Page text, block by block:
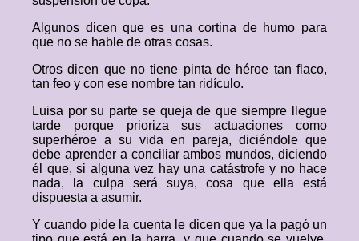
Algunos dicen que es una cortina de humo para
que no se hable de otras cosas.
Otros dicen que no tiene pinta de héroe tan flaco,
tan feo y con ese nombre tan ridículo.
Luisa por su parte se queja de que siempre llegue
tarde porque prioriza sus actuaciones como
superhéroe a su vida en pareja, diciéndole que
debe aprender a conciliar ambos mundos, diciendo
él que, si alguna vez hay una catástrofe y no hace
nada, la culpa será suya, cosa que ella está
dispuesta a asumir.
Y cuando pide la cuenta le dicen que ya la pagó un